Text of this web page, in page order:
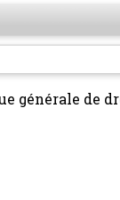
générale de